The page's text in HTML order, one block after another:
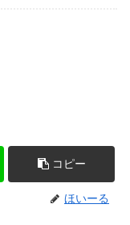
コピー
ほいーる